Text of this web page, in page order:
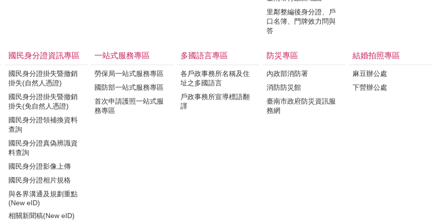
里鄰整編後身分證、戶
口名簿、門牌效力問與
答
國民身分證資訊專區
國民身分證掛失暨撤銷
掛失(自然人憑證)
國民身分證掛失暨撤銷
掛失(免自然人憑證)
國民身分證領補換資料
查詢
國民身分證真偽辨識資
料查詢
國民身分證影像上傳
國民身分證相片規格
與各界溝通及規劃重點
(New eID)
相關新聞稿(New eID)
一站式服務專區
勞保局一站式服務專區
國防部一站式服務專區
首次申請護照一站式服
務專區
多國語言專區
各戶政事務所名稱及住
址之多國語言
戶政事務所宣導標語翻
譯
防災專區
內政部消防署
消防防災館
臺南市政府防災資訊服
務網
結婚拍照專區
麻豆辦公處
下營辦公處